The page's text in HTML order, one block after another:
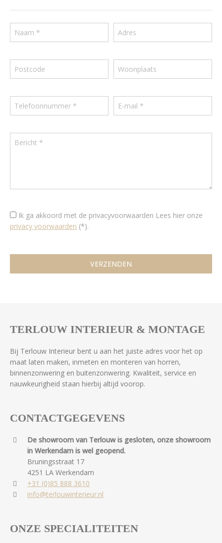
Ik ga akkoord met de privacyvoorwaarden Lees hier onze
privacy voorwaarden (*).
TERLOUW INTERIEUR & MONTAGE
Bij Terlouw Interieur bent u aan het juiste adres voor het op
maat laten maken, inmeten en monteren van horren,
binnenzonwering en buitenzonwering. Kwaliteit, service en
nauwkeurigheid staan hierbij altijd voorop.
CONTACTGEGEVENS
De showroom van Terlouw is gesloten, onze showroom
in Werkendam is wel geopend.
Bruningsstraat 17
4251 LA Werkendam
+31 (0)85 888 3610
info@terlouwinterieur.nl
ONZE SPECIALITEITEN